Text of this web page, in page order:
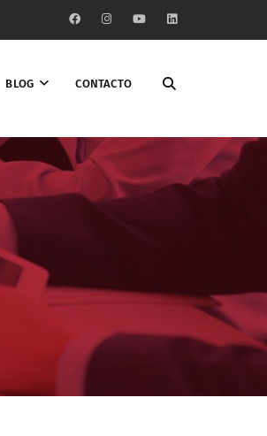
BLOG CONTACTO